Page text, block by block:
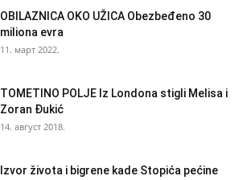
OBILAZNICA OKO UŽICA Obezbeđeno 30
miliona evra
11. март 2022.
TOMETINO POLJE Iz Londona stigli Melisa i
Zoran Đukić
14. август 2018.
Izvor života i bigrene kade Stopića pećine